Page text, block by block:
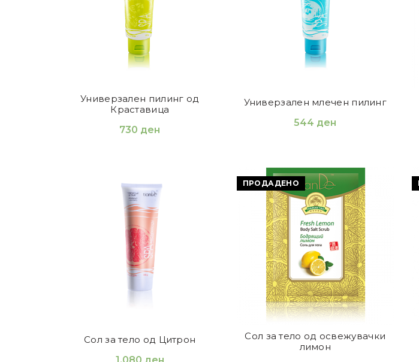
Универзален пилинг од
Краставица
730 ден
Универзален млечен пилинг
544 ден
Сол за тело од Цитрон
1.080 ден
ПРОДАДЕНО
Сол за тело од освежувачки
лимон